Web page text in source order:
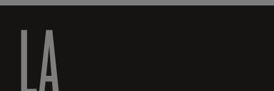
LA